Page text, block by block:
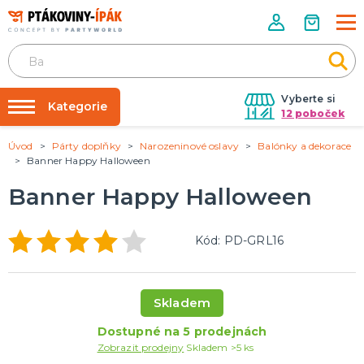
Vyberte si
12 poboček
Půjčovna kostýmů
Nafukování balónků
Prodejny
Rozvoz
Kategorie
PÁRTY DOPLŇKY
Tématické párty
KARNEVALOVÉ KOSTÝMY
Kostýmy pro dospělé
Kostýmy pro děti
DOPLŇKY A MAKEUP
Make-up, dekorace na kůži, tetování, umělé řasy
Úvod Párty doplňky Narozeninové oslavy
Balónky a dekorace
Banner Happy Halloween
Banner Happy Halloween
Kód: PD-GRL16
Skladem
Dostupné na 5 prodejnách
Zobrazit prodejny Skladem >5 ks